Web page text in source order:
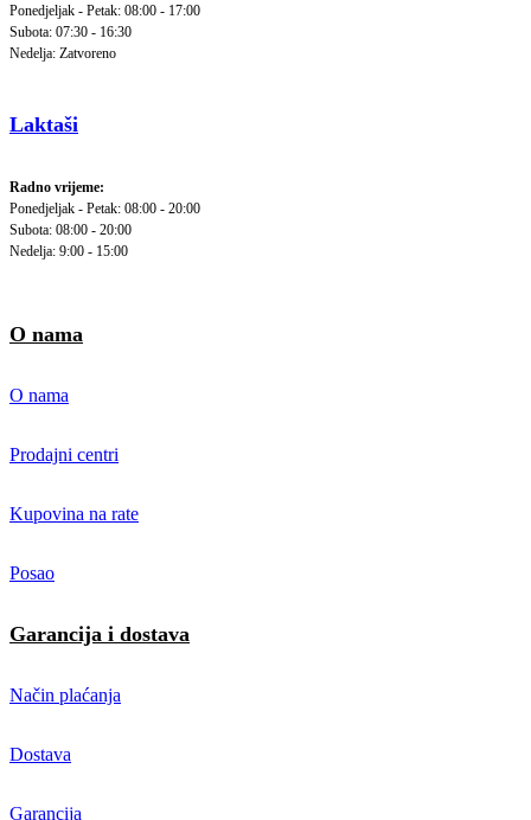
Ponedjeljak - Petak: 08:00 - 17:00
Subota: 07:30 - 16:30
Nedelja: Zatvoreno
Laktaši
Radno vrijeme:
Ponedjeljak - Petak: 08:00 - 20:00
Subota: 08:00 - 20:00
Nedelja: 9:00 - 15:00
O nama
O nama
Prodajni centri
Kupovina na rate
Posao
Garancija i dostava
Način plaćanja
Dostava
Garancija